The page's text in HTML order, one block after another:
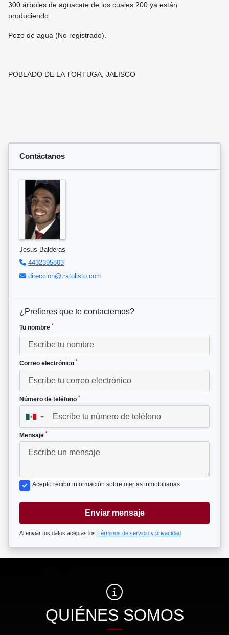
300 árboles de aguacate de los cuales 200 ya están
produciendo.
Pozo de agua (No registrado).
POBLADO DE LA TORTUGA, JALISCO
Contáctanos
Jesus Balderas
4432395803
direccion@tratolisto.com
¿Prefieres que te contactemos?
Tu nombre *
Correo electrónico *
Número de teléfono *
▼
Mensaje *
Acepto recibir información sobre ofertas inmobiliarias
Enviar mensaje
Al enviar tus datos aceptas los Términos de servicio y privacidad
QUIÉNES SOMOS